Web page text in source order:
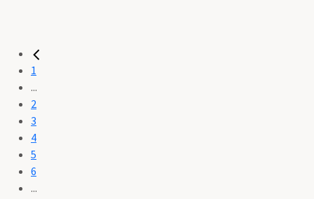
1
...
2
3
4
5
6
...